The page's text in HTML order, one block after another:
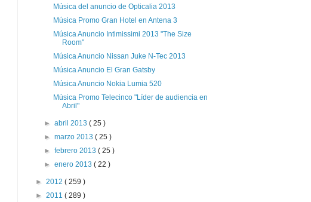
Música del anuncio de Opticalia 2013
Música Promo Gran Hotel en Antena 3
Música Anuncio Intimissimi 2013 "The Size
Room"
Música Anuncio Nissan Juke N-Tec 2013
Música Anuncio El Gran Gatsby
Música Anuncio Nokia Lumia 520
Música Promo Telecinco "Líder de audiencia en
Abril"
►abril 2013( 25 )
►marzo 2013( 25 )
►febrero 2013( 25 )
►enero 2013( 22 )
► 2012 ( 259 )
► 2011 ( 289 )